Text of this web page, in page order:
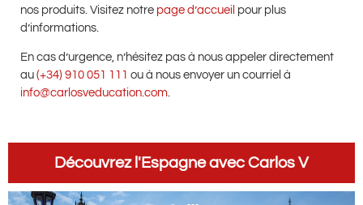
nos produits. Visitez notre page d’accueil pour plus
d’informations.
En cas d’urgence, n’hésitez pas à nous appeler directement
au (+34) 910 051 111 ou à nous envoyer un courriel à
info@carlosveducation.com.
Découvrez l'Espagne avec Carlos V